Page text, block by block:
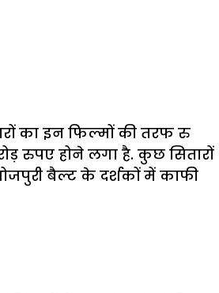
का इन फिल्मों की तरफ रु
रुपए होने लगा है. कुछ सितारों
बैल्ट के दर्शकों में काफी